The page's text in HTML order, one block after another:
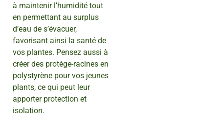
à maintenir l’humidité tout
en permettant au surplus
d’eau de s’évacuer,
favorisant ainsi la santé de
vos plantes. Pensez aussi à
créer des protège-racines en
polystyrène pour vos jeunes
plants, ce qui peut leur
apporter protection et
isolation.